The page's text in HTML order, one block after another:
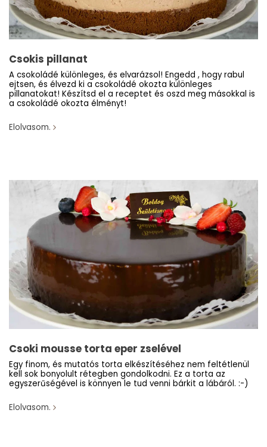
Csokis pillanat
A csokoládé különleges, és elvarázsol! Engedd , hogy rabul
ejtsen, és élvezd ki a csokoládé okozta különleges
pillanatokat! Készítsd el a receptet és oszd meg másokkal is
a csokoládé okozta élményt!
Elolvasom.
Csoki mousse torta eper zselével
Egy finom, és mutatós torta elkészítéséhez nem feltétlenül
kell sok bonyolult rétegben gondolkodni. Ez a torta az
egyszerűségével is könnyen le tud venni bárkit a lábáról. :-)
Elolvasom.